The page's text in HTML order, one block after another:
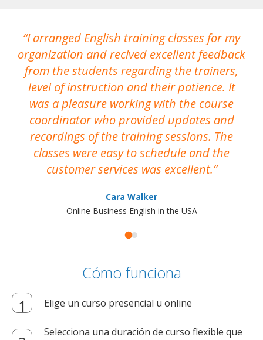
I arranged English training classes for my
organization and recived excellent feedback
from the students regarding the trainers,
level of instruction and their patience. It
was a pleasure working with the course
coordinator who provided updates and
recordings of the training sessions. The
classes were easy to schedule and the
customer services was excellent.
Cara Walker
Online Business English in the USA
Cómo funciona
Elige un curso presencial u online
Selecciona una duración de curso flexible que